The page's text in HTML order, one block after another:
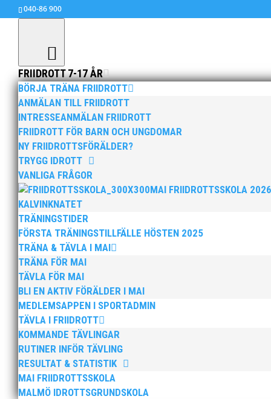
040-86 900
FRIIDROTT 7-17 ÅR
BÖRJA TRÄNA FRIIDROTT
ANMÄLAN TILL FRIIDROTT
INTRESSEANMÄLAN FRIIDROTT
FRIIDROTT FÖR BARN OCH UNGDOMAR
NY FRIIDROTTSFÖRÄLDER?
TRYGG IDROTT
VANLIGA FRÅGOR
MAI FRIIDROTTSSKOLA 2026
KALVINKNATET
TRÄNINGSTIDER
FÖRSTA TRÄNINGSTILLFÄLLE HÖSTEN 2025
TRÄNA & TÄVLA I MAI
TRÄNA FÖR MAI
TÄVLA FÖR MAI
BLI EN AKTIV FÖRÄLDER I MAI
MEDLEMSAPPEN I SPORTADMIN
TÄVLA I FRIIDROTT
KOMMANDE TÄVLINGAR
RUTINER INFÖR TÄVLING
RESULTAT & STATISTIK
MAI FRIIDROTTSSKOLA
MALMÖ IDROTTSGRUNDSKOLA
Lilla DM har bytt namn
sep 21, 2015|
Nu är det dags att anmäla sig till Malmö
torsdag den 22 oktober 2015.
Malmö Skolmästerskap i friidrott vänder sig